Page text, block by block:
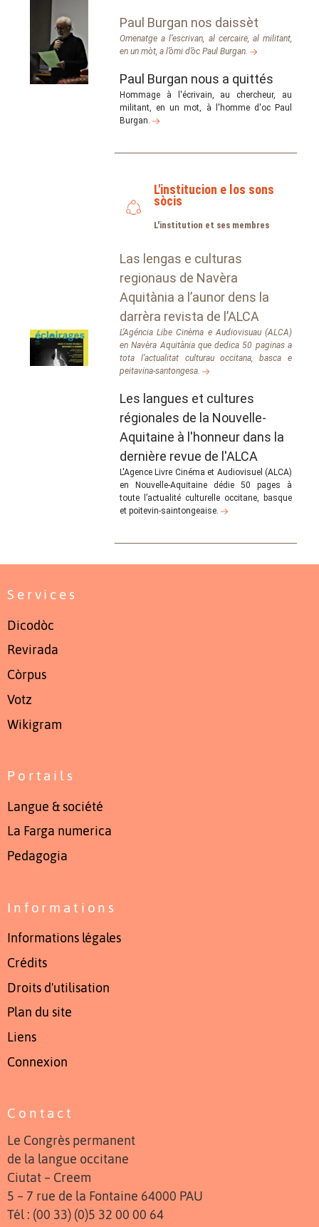
Paul Burgan nos daissèt
Omenatge a l’escrivan, al cercaire, al militant,
en un mòt, a l’òmi d’òc Paul Burgan.
Paul Burgan nous a quittés
Hommage à l'écrivain, au chercheur, au
militant, en un mot, à l'homme d'oc Paul
Burgan.
L'institucion e los sons
sòcis
L'institution et ses membres
Las lengas e culturas
regionaus de Navèra
Aquitània a l’aunor dens la
darrèra revista de l’ALCA
L’Agéncia Libe Cinèma e Audiovisuau (ALCA)
en Navèra Aquitània que dedica 50 paginas a
tota l’actualitat culturau occitana, basca e
peitavina-santongesa.
Les langues et cultures
régionales de la Nouvelle-
Aquitaine à l'honneur dans la
dernière revue de l'ALCA
L'Agence Livre Cinéma et Audiovisuel (ALCA)
en Nouvelle-Aquitaine dédie 50 pages à
toute l’actualité culturelle occitane, basque
et poitevin-saintongeaise.
Services
Dicodòc
Revirada
Còrpus
Votz
Wikigram
Portails
Langue & société
La Farga numerica
Pedagogia
Informations
Informations légales
Crédits
Droits d'utilisation
Plan du site
Liens
Connexion
Contact
Le Congrès permanent
de la langue occitane
Ciutat – Creem
5 – 7 rue de la Fontaine 64000 PAU
Tél : (00 33) (0)5 32 00 00 64